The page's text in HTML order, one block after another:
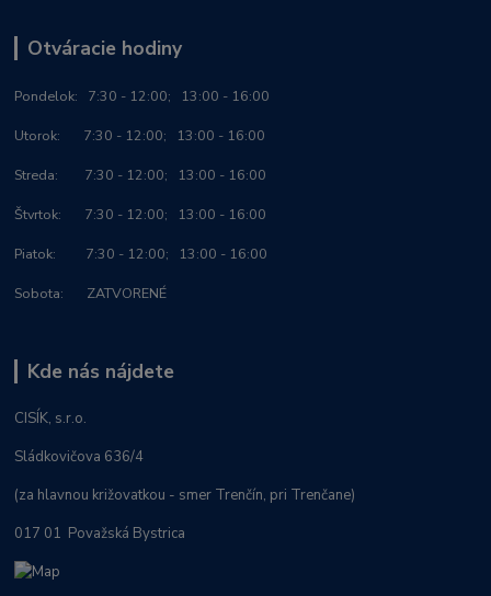
Otváracie hodiny
Pondelok: 7:30 - 12:00; 13:00 - 16:00
Utorok: 7:30 - 12:00; 13:00 - 16:00
Streda: 7:30 - 12:00; 13:00 - 16:00
Štvrtok: 7:30 - 12:00; 13:00 - 16:00
Piatok: 7:30 - 12:00; 13:00 - 16:00
Sobota: ZATVORENÉ
Kde nás nájdete
CISÍK, s.r.o.
Sládkovičova 636/4
(za hlavnou križovatkou - smer Trenčín, pri Trenčane)
017 01 Považská Bystrica